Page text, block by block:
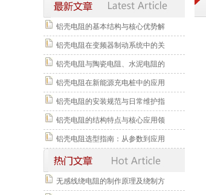
铝壳电阻的基本结构与核心优势解
铝壳电阻在变频器制动系统中的关
铝壳电阻与陶瓷电阻、水泥电阻的
铝壳电阻在新能源充电桩中的应用
铝壳电阻的安装规范与日常维护指
铝壳电阻的结构特点与核心应用领
铝壳电阻选型指南：从参数到应用
无感线绕电阻的制作原理及绕制方